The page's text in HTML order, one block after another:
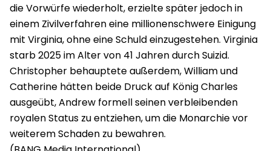
die Vorwürfe wiederholt, erzielte später jedoch in
einem Zivilverfahren eine millionenschwere Einigung
mit Virginia, ohne eine Schuld einzugestehen. Virginia
starb 2025 im Alter von 41 Jahren durch Suizid.
Christopher behauptete außerdem, William und
Catherine hätten beide Druck auf König Charles
ausgeübt, Andrew formell seinen verbleibenden
royalen Status zu entziehen, um die Monarchie vor
weiterem Schaden zu bewahren.